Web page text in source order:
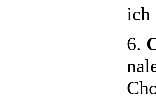
ich
6.